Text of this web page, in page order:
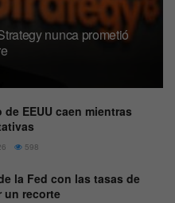
nunca prometió
EEUU caen mientras
598
la Fed con las tasas de
un recorte